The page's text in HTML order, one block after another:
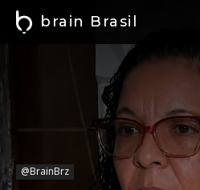
brain Brasil
@BrainBrz